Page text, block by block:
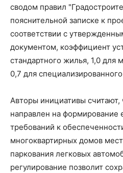
сводом правил
пояснительной записке к
соответствии с
документом, коэффициент
стандартного жилья, 1,0 для
0,7 для
Авторы инициативы считают,
направлен на
требований к
многоквартирных домов
паркования легковых
регулирование позволит